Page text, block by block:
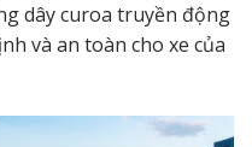
dây curoa truyền động
và an toàn cho xe của